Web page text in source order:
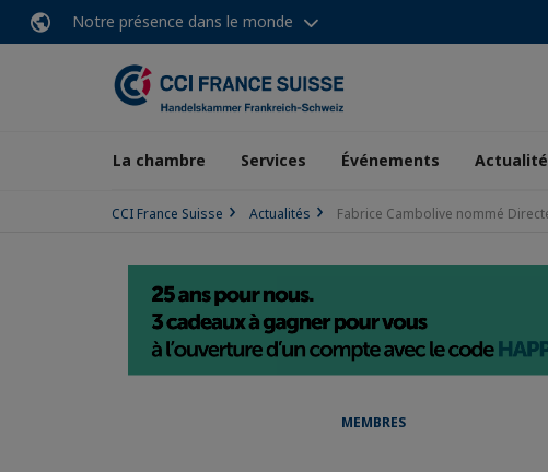
Notre présence dans le monde
La chambre Services Événements
CCI France Suisse Actualités Fabrice Cambolive nommé
MEMBRES